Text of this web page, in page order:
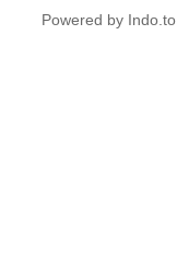
Powered by Indo.to